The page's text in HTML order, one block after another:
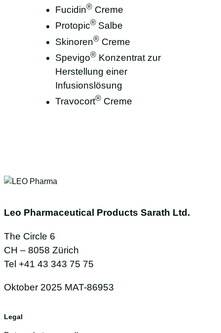
Fucidin® Creme
Protopic® Salbe
Skinoren® Creme
Spevigo® Konzentrat zur
Herstellung einer
Infusionslösung
Travocort® Creme
Leo Pharmaceutical Products Sarath Ltd.
The Circle 6
CH – 8058 Zürich
Tel +41 43 343 75 75
Oktober 2025 MAT-86953
Legal